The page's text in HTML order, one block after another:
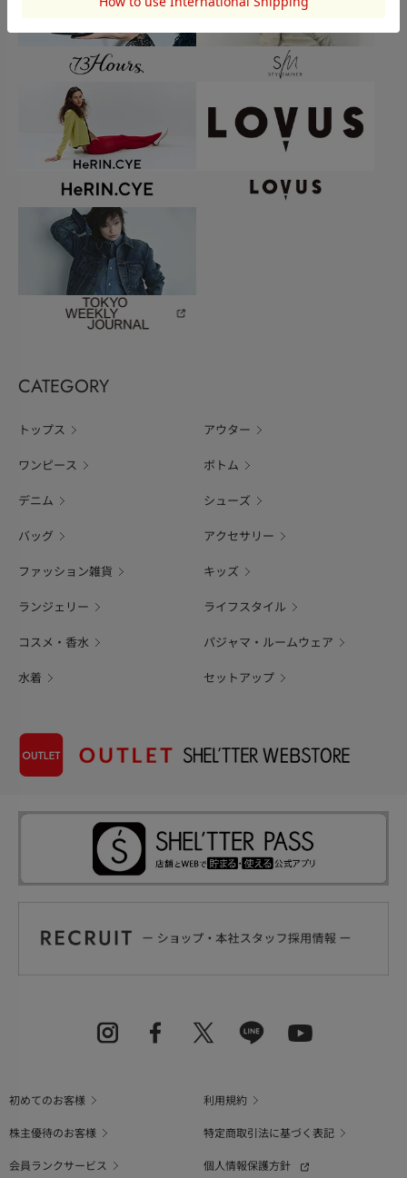
CATEGORY
トップス アウター
ワンピース ボトム
デニム シューズ
バッグ アクセサリー
ファッション雑貨 キッズ
ランジェリー ライフスタイル
コスメ・香水 パジャマ・ルームウェア
水着 セットアップ
初めてのお客様
利用規約
株主優待のお客様
特定商取引法に基づく表記
会員ランクサービス
個人情報保護方針